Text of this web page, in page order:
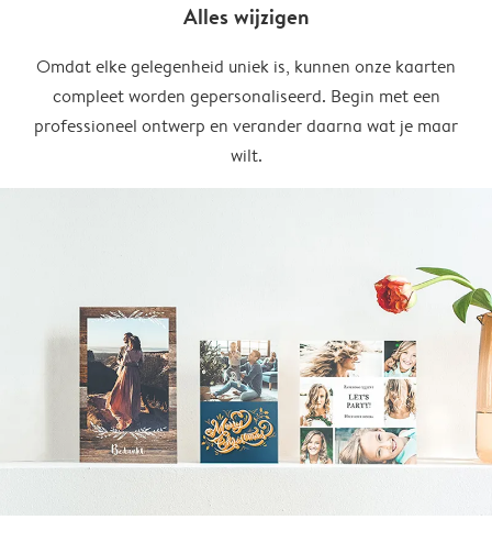
Alles wijzigen
Omdat elke gelegenheid uniek is, kunnen onze kaarten
compleet worden gepersonaliseerd. Begin met een
professioneel ontwerp en verander daarna wat je maar
wilt.